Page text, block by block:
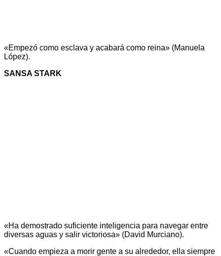
«Empezó como esclava y acabará como reina» (Manuela
López).
SANSA STARK
«Ha demostrado suficiente inteligencia para navegar entre
diversas aguas y salir victoriosa» (David Murciano).
«Cuando empieza a morir gente a su alrededor, ella siempre